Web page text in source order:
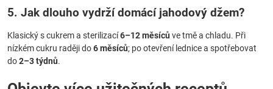
5. Jak dlouho vydrží domácí jahodový džem?
Klasický s cukrem a sterilizací6–12 měsíců ve tmě a chladu. Při
nízkém cukru raději do6 měsíců; po otevření lednice a spotřebovat
do2–3 týdnů.